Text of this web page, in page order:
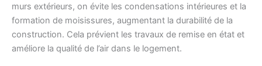
murs extérieurs, on évite les condensations intérieures et la
formation de moisissures, augmentant la durabilité de la
construction. Cela prévient les travaux de remise en état et
améliore la qualité de l’air dans le logement.